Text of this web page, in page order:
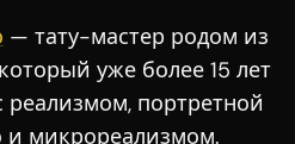
— тату-мастер родом из
уже более 15 лет
реализмом, портретной
и микрореализмом.